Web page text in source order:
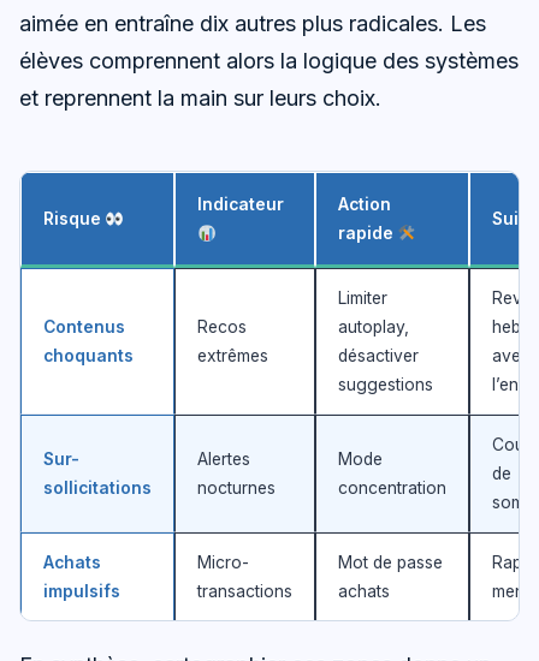
aimée en entraîne dix autres plus radicales. Les
élèves comprennent alors la logique des systèmes
et reprennent la main sur leurs choix.
Risque
Indicateur
Action
rapide
Suivi
Contenus
choquants
Recos
extrêmes
Limiter
autoplay,
désactiver
suggestions
avec
Sur-
sollicitations
Alertes
nocturnes
Mode
concentration
de
Achats
impulsifs
Micro-
transactions
Mot de passe
achats